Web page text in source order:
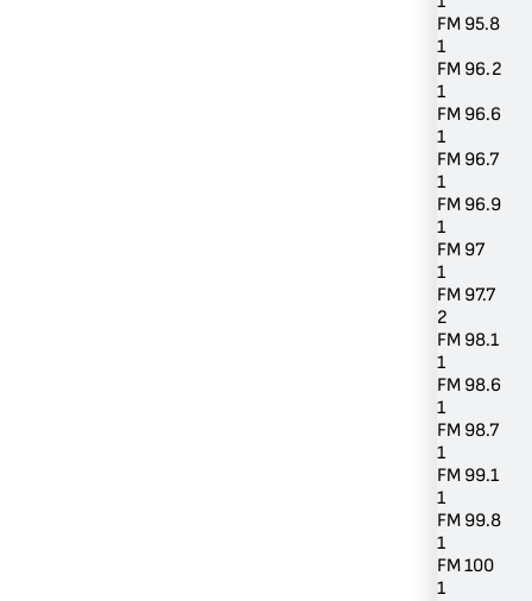
FM 95.8
1
FM 96.2
1
FM 96.6
1
FM 96.7
1
FM 96.9
1
FM 97
1
FM 97.7
2
FM 98.1
1
FM 98.6
1
FM 98.7
1
FM 99.1
1
FM 99.8
1
FM 100
1